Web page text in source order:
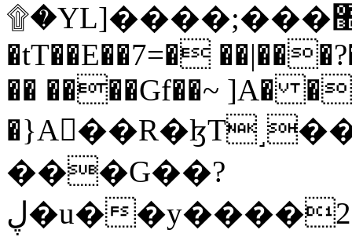
۩�YL]����;���׿�޽������+��k��o���O�Zt�6�[a��v_r;�b�f���==
�tT��E��7=�
�� ����Gf��~ ]A�
���G��?
ڸ�u��y����2o�Gc���t!W���k+(���